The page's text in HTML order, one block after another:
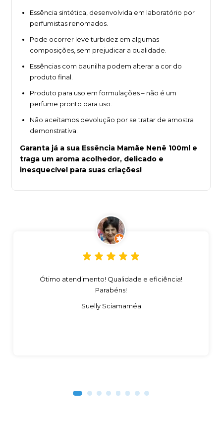
Essência sintética, desenvolvida em laboratório por
perfumistas renomados.
Pode ocorrer leve turbidez em algumas
composições, sem prejudicar a qualidade.
Essências com baunilha podem alterar a cor do
produto final.
Produto para uso em formulações – não é um
perfume pronto para uso.
Não aceitamos devolução por se tratar de amostra
demonstrativa.
Garanta já a sua Essência Mamãe Nenê 100ml e
traga um aroma acolhedor, delicado e
inesquecível para suas criações!
Ótimo atendimento! Qualidade e eficiência!
Parabéns!
Suelly Sciamaméa